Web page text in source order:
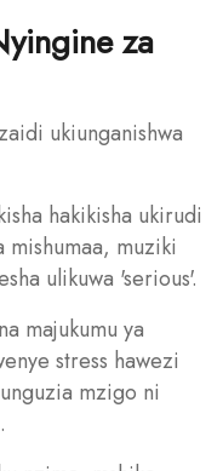
za
ukiunganishwa
hakikisha ukirudi
mishumaa, muziki
ulikuwa 'serious'.
majukumu ya
stress hawezi
mzigo ni